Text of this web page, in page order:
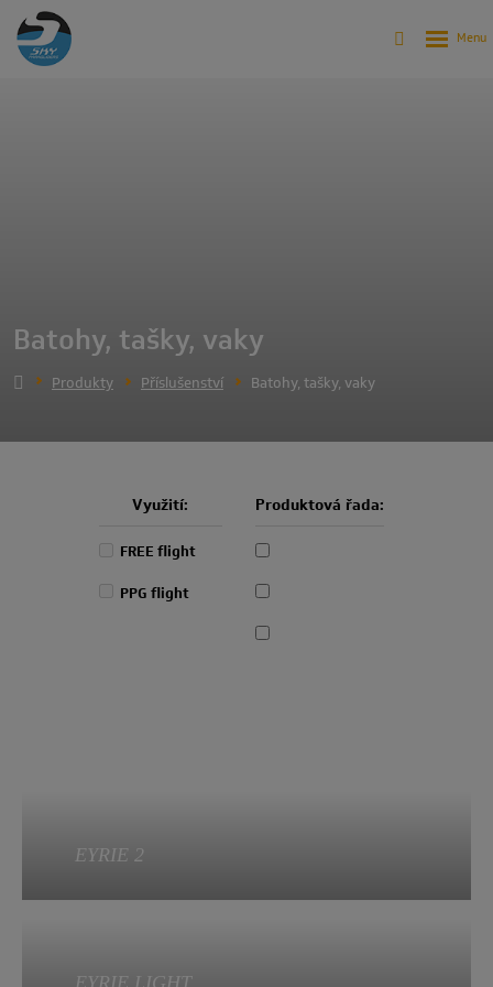
Batohy, tašky, vaky
Produkty Příslušenství Batohy, tašky, vaky
Využití:
FREE flight
PPG flight
Produktová řada:
EYRIE 2
EYRIE LIGHT